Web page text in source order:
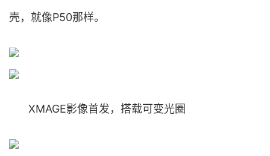
壳，就像P50那样。
XMAGE影像首发，搭载可变光圈